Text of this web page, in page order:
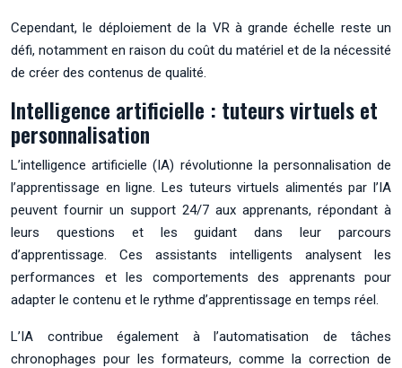
Cependant, le déploiement de la VR à grande échelle reste un
défi, notamment en raison du coût du matériel et de la nécessité
de créer des contenus de qualité.
Intelligence artificielle : tuteurs virtuels et
personnalisation
L’intelligence artificielle (IA) révolutionne la personnalisation de
l’apprentissage en ligne. Les tuteurs virtuels alimentés par l’IA
peuvent fournir un support 24/7 aux apprenants, répondant à
leurs questions et les guidant dans leur parcours
d’apprentissage. Ces assistants intelligents analysent les
performances et les comportements des apprenants pour
adapter le contenu et le rythme d’apprentissage en temps réel.
L’IA contribue également à l’automatisation de tâches
chronophages pour les formateurs, comme la correction de